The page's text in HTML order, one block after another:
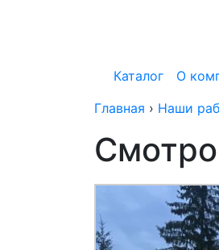
Каталог О
Главная › Наши